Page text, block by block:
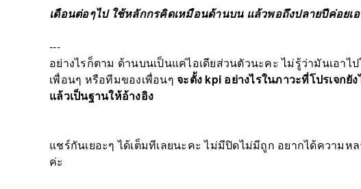
เดือนต่อๆไป ใช้หลักกรคิดเหมือนด้านบน แล้วพอถึงปลายปีค่อยเ
---
อย่างไรก็ตาม ด้านบนเป็นแค่ไอเดียส่วนตัวนะคะ ไม่รู้ว่ามันเอา
เพื่อนๆ หรือทีมของเพื่อนๆ จะตั้ง kpi อย่างไรในภาวะที่โปรเจก
แล้วเป็นฐานให้อ้างอิง
แชร์กันเยอะๆ ได้เต็มทีเลยนะคะ ไม่มีปิดไม่มีถูก อยากได้ความ
ค่ะ